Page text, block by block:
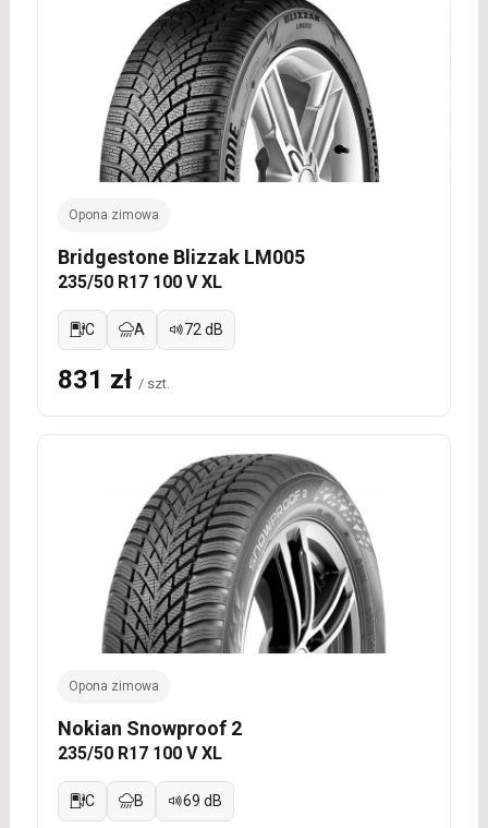
Opona zimowa
Bridgestone Blizzak LM005
235/50 R17 100 V XL
C A 72 dB
831 zł / szt.
Opona zimowa
Nokian Snowproof 2
235/50 R17 100 V XL
C B 69 dB